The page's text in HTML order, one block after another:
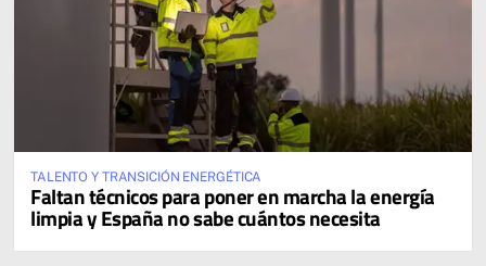
TALENTO Y TRANSICIÓN ENERGÉTICA
Faltan técnicos para poner en marcha la energía
limpia y España no sabe cuántos necesita